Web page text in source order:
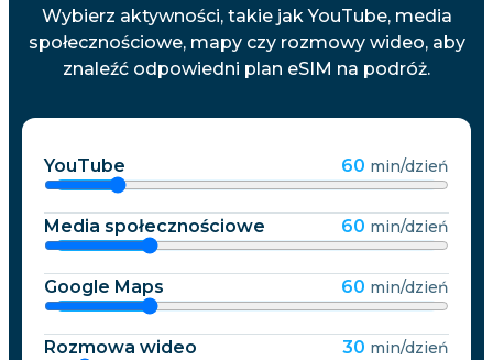
Wybierz aktywności, takie jak YouTube, media
społecznościowe, mapy czy rozmowy wideo, aby
znaleźć odpowiedni plan eSIM na podróż.
YouTube 60 min/dzień
Media społecznościowe 60 min/dzień
Google Maps 60 min/dzień
Rozmowa wideo 30 min/dzień